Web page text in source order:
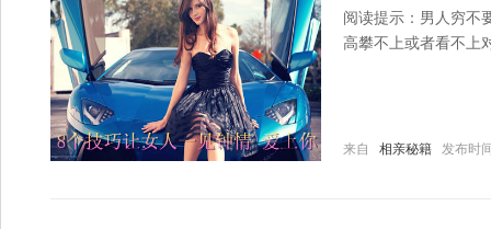
阅读提示：男人穷不
高攀不上或者看不上
来自 相亲秘籍 发布时